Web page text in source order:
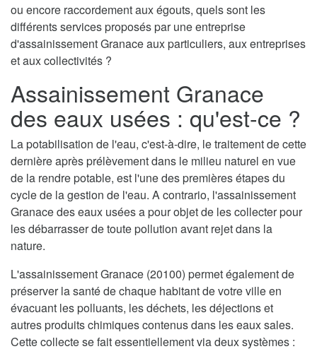
ou encore raccordement aux égouts, quels sont les
différents services proposés par une entreprise
d'assainissement Granace aux particuliers, aux entreprises
et aux collectivités ?
Assainissement Granace
des eaux usées : qu'est-ce ?
La potabilisation de l'eau, c'est-à-dire, le traitement de cette
dernière après prélèvement dans le milieu naturel en vue
de la rendre potable, est l'une des premières étapes du
cycle de la gestion de l'eau. A contrario, l'assainissement
Granace des eaux usées a pour objet de les collecter pour
les débarrasser de toute pollution avant rejet dans la
nature.
L'assainissement Granace (20100) permet également de
préserver la santé de chaque habitant de votre ville en
évacuant les polluants, les déchets, les déjections et
autres produits chimiques contenus dans les eaux sales.
Cette collecte se fait essentiellement via deux systèmes :